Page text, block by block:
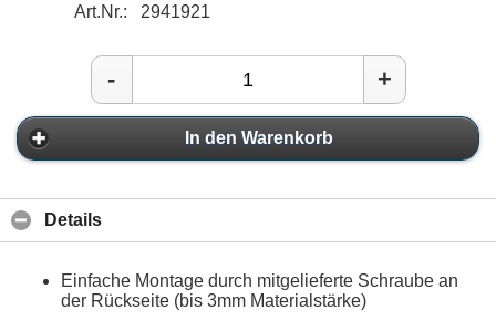
Art.Nr.:
2941921
- +
In den Warenkorb
Details
Einfache Montage durch mitgelieferte Schraube an
der Rückseite (bis 3mm Materialstärke)